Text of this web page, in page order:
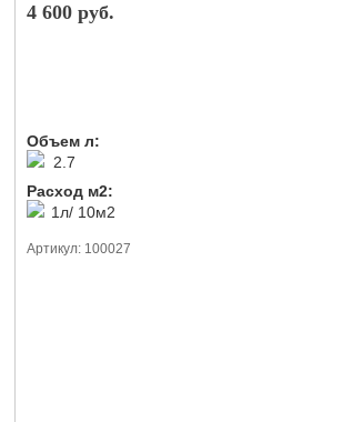
4 600 руб.
Объем л:
2.7
Расход м2:
1л/ 10м2
Артикул: 100027